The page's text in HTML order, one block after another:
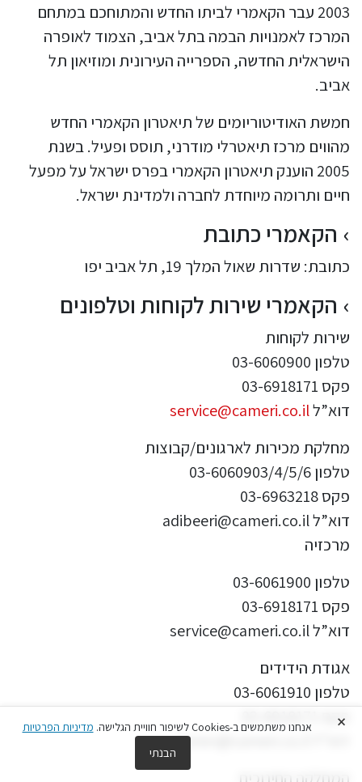
2003 עבר הקאמרי לביתו החדש והמתוחכם במתחם
המרכז לאמנויות הבמה בתל אביב, הצמוד לאופרה
הישראלית החדשה, הספרייה העירונית ומוזיאון תל
אביב.
חמשת האודיטוריומים של תיאטרון הקאמרי החדש
מהווים מרכז תיאטרלי מודרני, תוסס ופעיל. בשנת
2005 הוענק תיאטרון הקאמרי בפרס ישראל על מפעל
חיים ותרומה מיוחדת לחברה ולמדינת ישראל.
הקאמרי כתובת
כתובת: שדרות שאול המלך 19, תל אביב יפו
הקאמרי שירות לקוחות וטלפונים
שירות לקוחות
טלפון 03-6060900
פקס 03-6918171
דוא”לservice@cameri.co.il
מחלקת מכירות לארגונים/קבוצות
טלפון 03-6060903/4/5/6
פקס 03-6963218
דוא”ל adibeeri@cameri.co.il
מרכזיה
טלפון 03-6061900
פקס 03-6918171
דוא”ל service@cameri.co.il
אגודת הידידים
טלפון 03-6061910
פקס 03-6918171
× אנחנו משתמשים ב-Cookies לשיפור חוויית הגלישה. מדיניות הפרטיות
הבנתי